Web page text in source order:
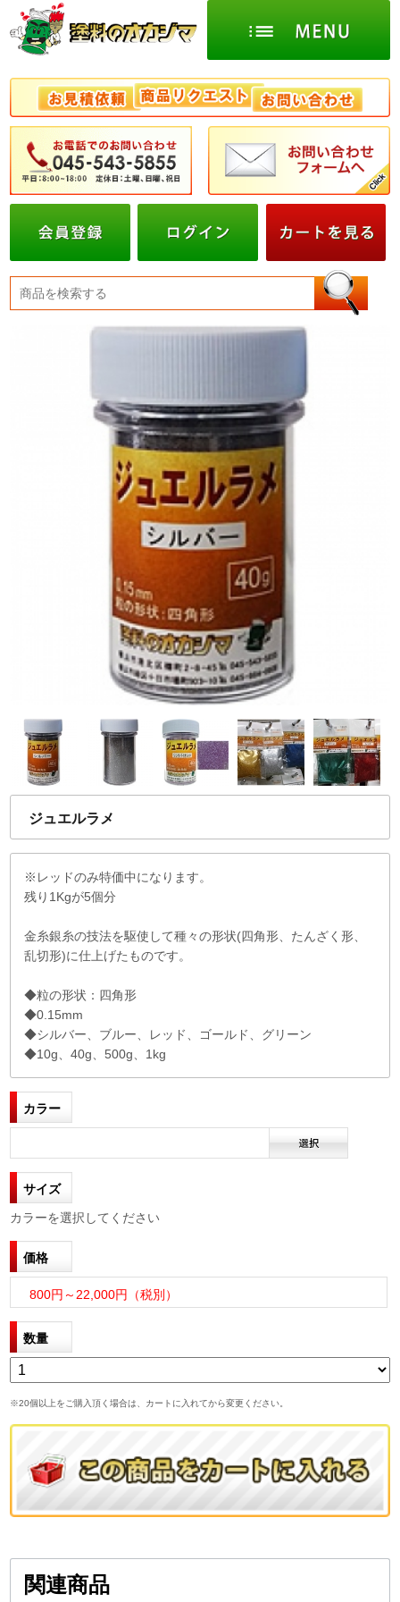
ジュエルラメ
※レッドのみ特価中になります。
残り1Kgが5個分
金糸銀糸の技法を駆使して種々の形状(四角形、たんざく形、
乱切形)に仕上げたものです。
◆粒の形状：四角形
◆0.15mm
◆シルバー、ブルー、レッド、ゴールド、グリーン
◆10g、40g、500g、1kg
カラー
サイズ
カラーを選択してください
価格
800円～22,000円（税別）
数量
※20個以上をご購入頂く場合は、カートに入れてから変更ください。
関連商品